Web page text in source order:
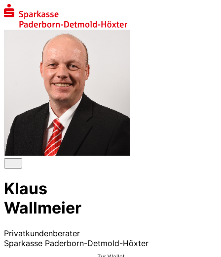
Klaus
Wallmeier
Privatkundenberater
Sparkasse Paderborn-Detmold-Höxter